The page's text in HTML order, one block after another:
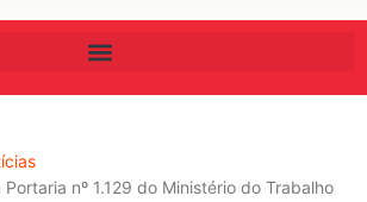
nº 1.129 do Ministério do Trabalho